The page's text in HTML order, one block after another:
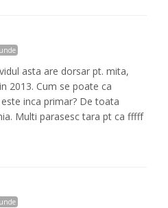
asta are dorsar pt. mita,
2013. Cum se poate ca
inca primar? De toata
Multi parasesc tara pt ca fffff